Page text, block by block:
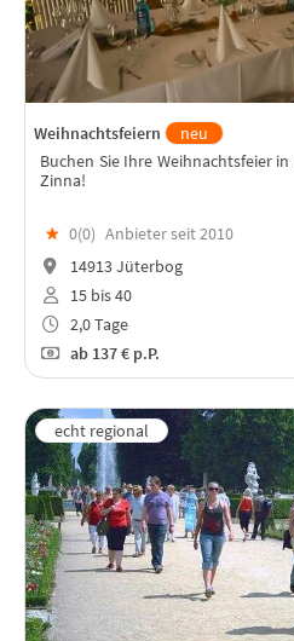
Weihnachtsfeiern
neu
Buchen Sie Ihre Weihnachtsfeier
Zinna!
★ 0(0) Anbieter seit 2010
14913 Jüterbog
15 bis 40
2,0 Tage
ab137 € p.P.